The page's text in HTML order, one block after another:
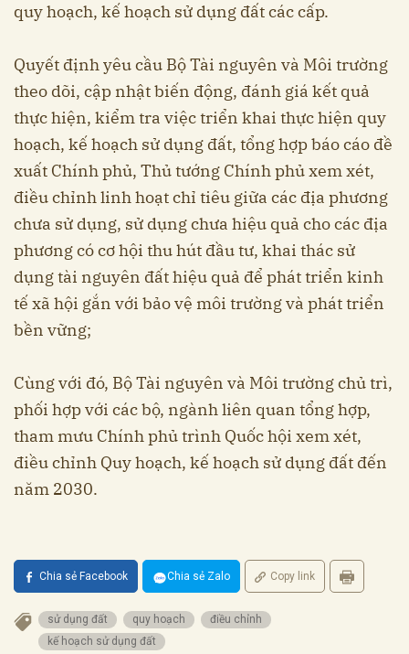
quy hoạch, kế hoạch sử dụng đất các cấp.
Quyết định yêu cầu Bộ Tài nguyên và Môi trường
theo dõi, cập nhật biến động, đánh giá kết quả
thực hiện, kiểm tra việc triển khai thực hiện quy
hoạch, kế hoạch sử dụng đất, tổng hợp báo cáo đề
xuất Chính phủ, Thủ tướng Chính phủ xem xét,
điều chỉnh linh hoạt chỉ tiêu giữa các địa phương
chưa sử dụng, sử dụng chưa hiệu quả cho các địa
phương có cơ hội thu hút đầu tư, khai thác sử
dụng tài nguyên đất hiệu quả để phát triển kinh
tế xã hội gắn với bảo vệ môi trường và phát triển
bền vững;
Cùng với đó, Bộ Tài nguyên và Môi trường chủ trì,
phối hợp với các bộ, ngành liên quan tổng hợp,
tham mưu Chính phủ trình Quốc hội xem xét,
điều chỉnh Quy hoạch, kế hoạch sử dụng đất đến
năm 2030.
Chia sẻ Facebook Chia sẻ Zalo Copy link
sử dụng đất quy hoạch
điều chỉnh
kế hoạch sử dụng đất